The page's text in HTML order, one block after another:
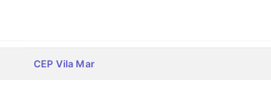
CEP Vila Mar